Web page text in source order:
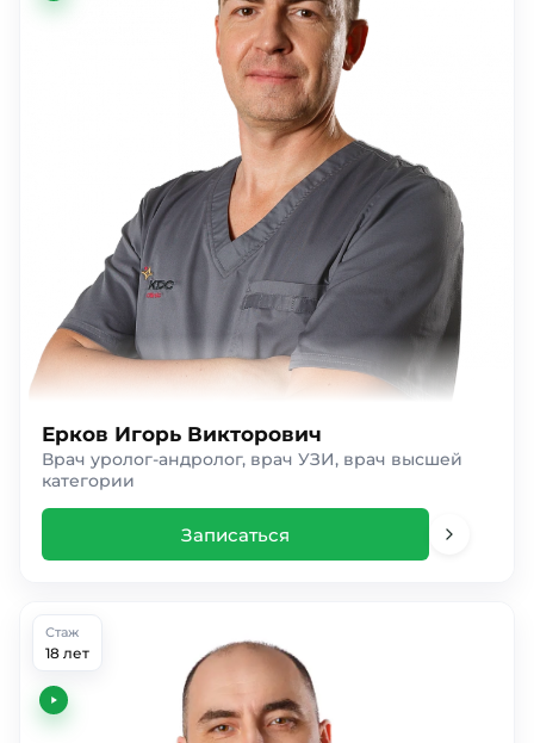
Ерков Игорь Викторович
Врач уролог-андролог, врач УЗИ, врач высшей
категории
Записаться
Стаж
18 лет